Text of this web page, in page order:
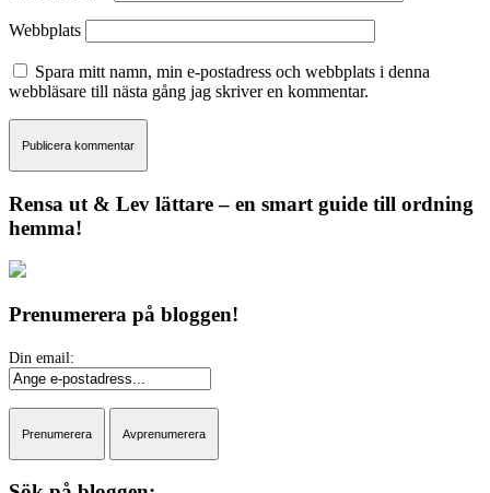
Webbplats
Spara mitt namn, min e-postadress och webbplats i denna
webbläsare till nästa gång jag skriver en kommentar.
Rensa ut & Lev lättare – en smart guide till ordning
hemma!
Prenumerera på bloggen!